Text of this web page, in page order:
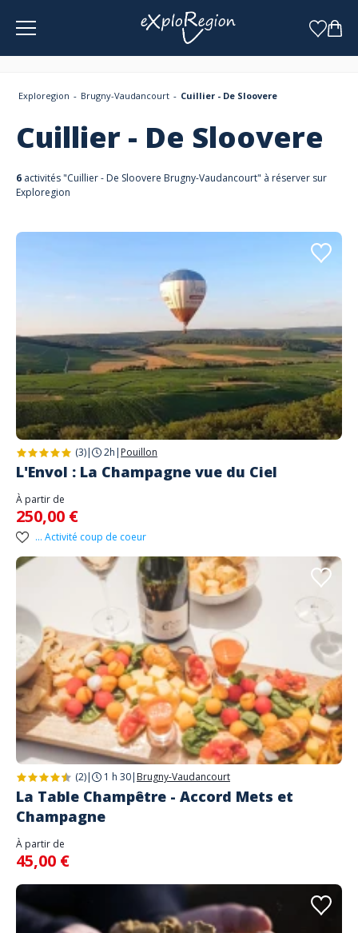
Panneau de gestion des cookies
Exploregion Brugny-Vaudancourt Cuillier - De Sloovere
Cuillier - De Sloovere
6 activités "Cuillier - De Sloovere Brugny-Vaudancourt" à réserver sur
Exploregion
(3)| 2h | Pouillon
L'Envol : La Champagne vue du Ciel
À partir de
250,00 €
... Activité coup de coeur
(2)| 1 h 30| Brugny-Vaudancourt
La Table Champêtre - Accord Mets et
Champagne
À partir de
45,00 €